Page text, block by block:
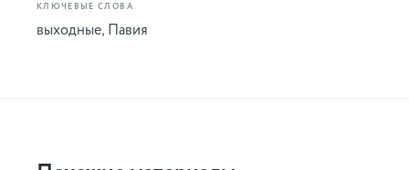
КЛЮЧЕВЫЕ СЛОВА
выходные, Павия